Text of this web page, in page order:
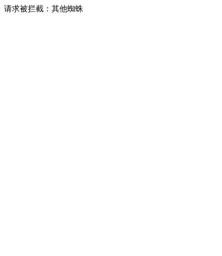
请求被拦截：其他蜘蛛